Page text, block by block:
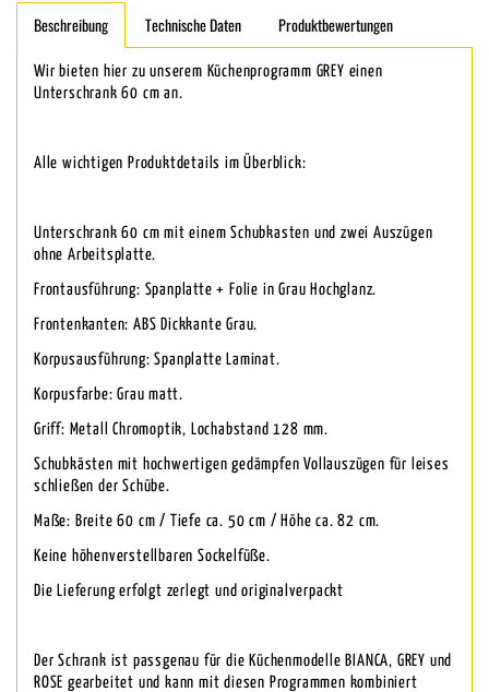
Beschreibung Technische Daten Produktbewertungen
Wir bieten hier zu unserem Küchenprogramm GREY einen
Unterschrank 60 cm an.
Alle wichtigen Produktdetails im Überblick:
Unterschrank 60 cm mit einem Schubkasten und zwei Auszügen
ohne Arbeitsplatte.
Frontausführung: Spanplatte + Folie in Grau Hochglanz.
Frontenkanten: ABS Dickkante Grau.
Korpusausführung: Spanplatte Laminat.
Korpusfarbe: Grau matt.
Griff: Metall Chromoptik, Lochabstand 128 mm.
Schubkästen mit hochwertigen gedämpfen Vollauszügen für leises
schließen der Schübe.
Maße: Breite 60 cm / Tiefe ca. 50 cm / Höhe ca. 82 cm.
Keine höhenverstellbaren Sockelfüße.
Die Lieferung erfolgt zerlegt und originalverpackt
Der Schrank ist passgenau für die Küchenmodelle BIANCA, GREY und
ROSE gearbeitet und kann mit diesen Programmen kombiniert